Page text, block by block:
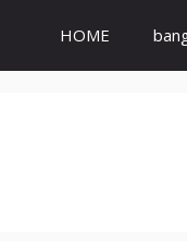
HOME